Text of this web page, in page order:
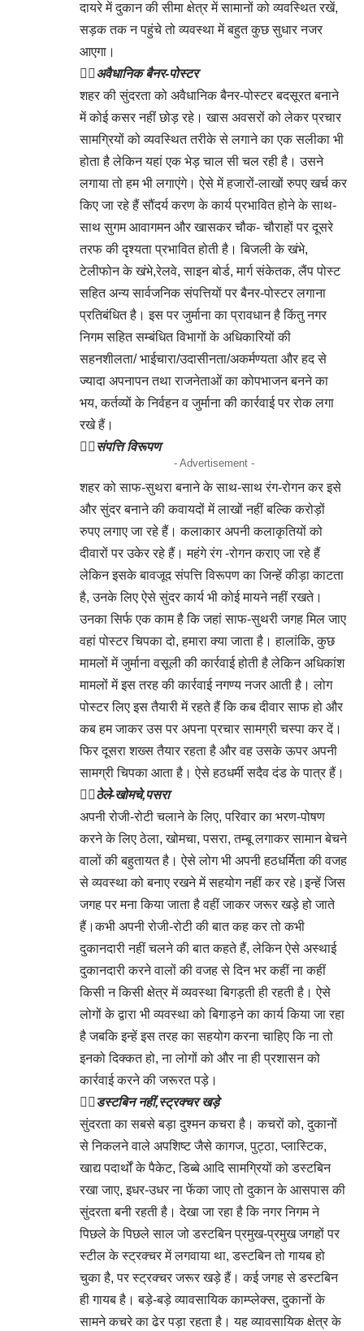
दायरे में दुकान की सीमा क्षेत्र में सामानों को व्यवस्थित रखें,
सड़क तक न पहुंचे तो व्यवस्था में बहुत कुछ सुधार नजर
आएगा।
👉🏻अवैधानिक बैनर-पोस्टर
शहर की सुंदरता को अवैधानिक बैनर-पोस्टर बदसूरत बनाने
में कोई कसर नहीं छोड़ रहे। खास अवसरों को लेकर प्रचार
सामग्रियों को व्यवस्थित तरीके से लगाने का एक सलीका भी
होता है लेकिन यहां एक भेड़ चाल सी चल रही है। उसने
लगाया तो हम भी लगाएंगे। ऐसे में हजारों-लाखों रुपए खर्च कर
किए जा रहे हैं सौंदर्य करण के कार्य प्रभावित होने के साथ-
साथ सुगम आवागमन और खासकर चौक- चौराहों पर दूसरे
तरफ की दृश्यता प्रभावित होती है। बिजली के खंभे,
टेलीफोन के खंभे,रेलवे, साइन बोर्ड, मार्ग संकेतक, लैंप पोस्ट
सहित अन्य सार्वजनिक संपत्तियों पर बैनर-पोस्टर लगाना
प्रतिबंधित है। इस पर जुर्माना का प्रावधान है किंतु नगर
निगम सहित सम्बंधित विभागों के अधिकारियों की
सहनशीलता/ भाईचारा/उदासीनता/अकर्मण्यता और हद से
ज्यादा अपनापन तथा राजनेताओं का कोपभाजन बनने का
भय, कर्तव्यों के निर्वहन व जुर्माना की कार्रवाई पर रोक लगा
रखे हैं।
👉🏻 संपत्ति विरूपण
- Advertisement -
शहर को साफ-सुथरा बनाने के साथ-साथ रंग-रोगन कर इसे
और सुंदर बनाने की कवायदों में लाखों नहीं बल्कि करोड़ों
रुपए लगाए जा रहे हैं। कलाकार अपनी कलाकृतियों को
दीवारों पर उकेर रहे हैं। महंगे रंग -रोगन कराए जा रहे हैं
लेकिन इसके बावजूद संपत्ति विरूपण का जिन्हें कीड़ा काटता
है, उनके लिए ऐसे सुंदर कार्य भी कोई मायने नहीं रखते।
उनका सिर्फ एक काम है कि जहां साफ-सुथरी जगह मिल जाए
वहां पोस्टर चिपका दो, हमारा क्या जाता है। हालांकि, कुछ
मामलों में जुर्माना वसूली की कार्रवाई होती है लेकिन अधिकांश
मामलों में इस तरह की कार्रवाई नगण्य नजर आती है। लोग
पोस्टर लिए इस तैयारी में रहते हैं कि कब दीवार साफ हो और
कब हम जाकर उस पर अपना प्रचार सामग्री चस्पा कर दें।
फिर दूसरा शख्स तैयार रहता है और वह उसके ऊपर अपनी
सामग्री चिपका आता है। ऐसे हठधर्मी सदैव दंड के पात्र हैं।
👉🏻ठेले-खोमचे,पसरा
अपनी रोजी-रोटी चलाने के लिए, परिवार का भरण-पोषण
करने के लिए ठेला, खोमचा, पसरा, तम्बू लगाकर सामान बेचने
वालों की बहुतायत है। ऐसे लोग भी अपनी हठधर्मिता की वजह
से व्यवस्था को बनाए रखने में सहयोग नहीं कर रहे।इन्हें जिस
जगह पर मना किया जाता है वहीं जाकर जरूर खड़े हो जाते
हैं।कभी अपनी रोजी-रोटी की बात कह कर तो कभी
दुकानदारी नहीं चलने की बात कहते हैं, लेकिन ऐसे अस्थाई
दुकानदारी करने वालों की वजह से दिन भर कहीं ना कहीं
किसी न किसी क्षेत्र में व्यवस्था बिगड़ती ही रहती है। ऐसे
लोगों के द्वारा भी व्यवस्था को बिगाड़ने का कार्य किया जा रहा
है जबकि इन्हें इस तरह का सहयोग करना चाहिए कि ना तो
इनको दिक्कत हो, ना लोगों को और ना ही प्रशासन को
कार्रवाई करने की जरूरत पड़े।
👉🏻डस्टबिन नहीं,स्ट्रक्चर खड़े
सुंदरता का सबसे बड़ा दुश्मन कचरा है। कचरों को, दुकानों
से निकलने वाले अपशिष्ट जैसे कागज, पुट्ठा, प्लास्टिक,
खाद्य पदार्थों के पैकेट, डिब्बे आदि सामग्रियों को डस्टबिन
रखा जाए, इधर-उधर ना फेंका जाए तो दुकान के आसपास की
सुंदरता बनी रहती है। देखा जा रहा है कि नगर निगम ने
पिछले के पिछले साल जो डस्टबिन प्रमुख-प्रमुख जगहों पर
स्टील के स्ट्रक्चर में लगवाया था, डस्टबिन तो गायब हो
चुका है, पर स्ट्रक्चर जरूर खड़े हैं। कई जगह से डस्टबिन
ही गायब है। बड़े-बड़े व्यावसायिक काम्प्लेक्स, दुकानों के
सामने कचरे का ढेर पड़ा रहता है। यह व्यावसायिक क्षेत्र के